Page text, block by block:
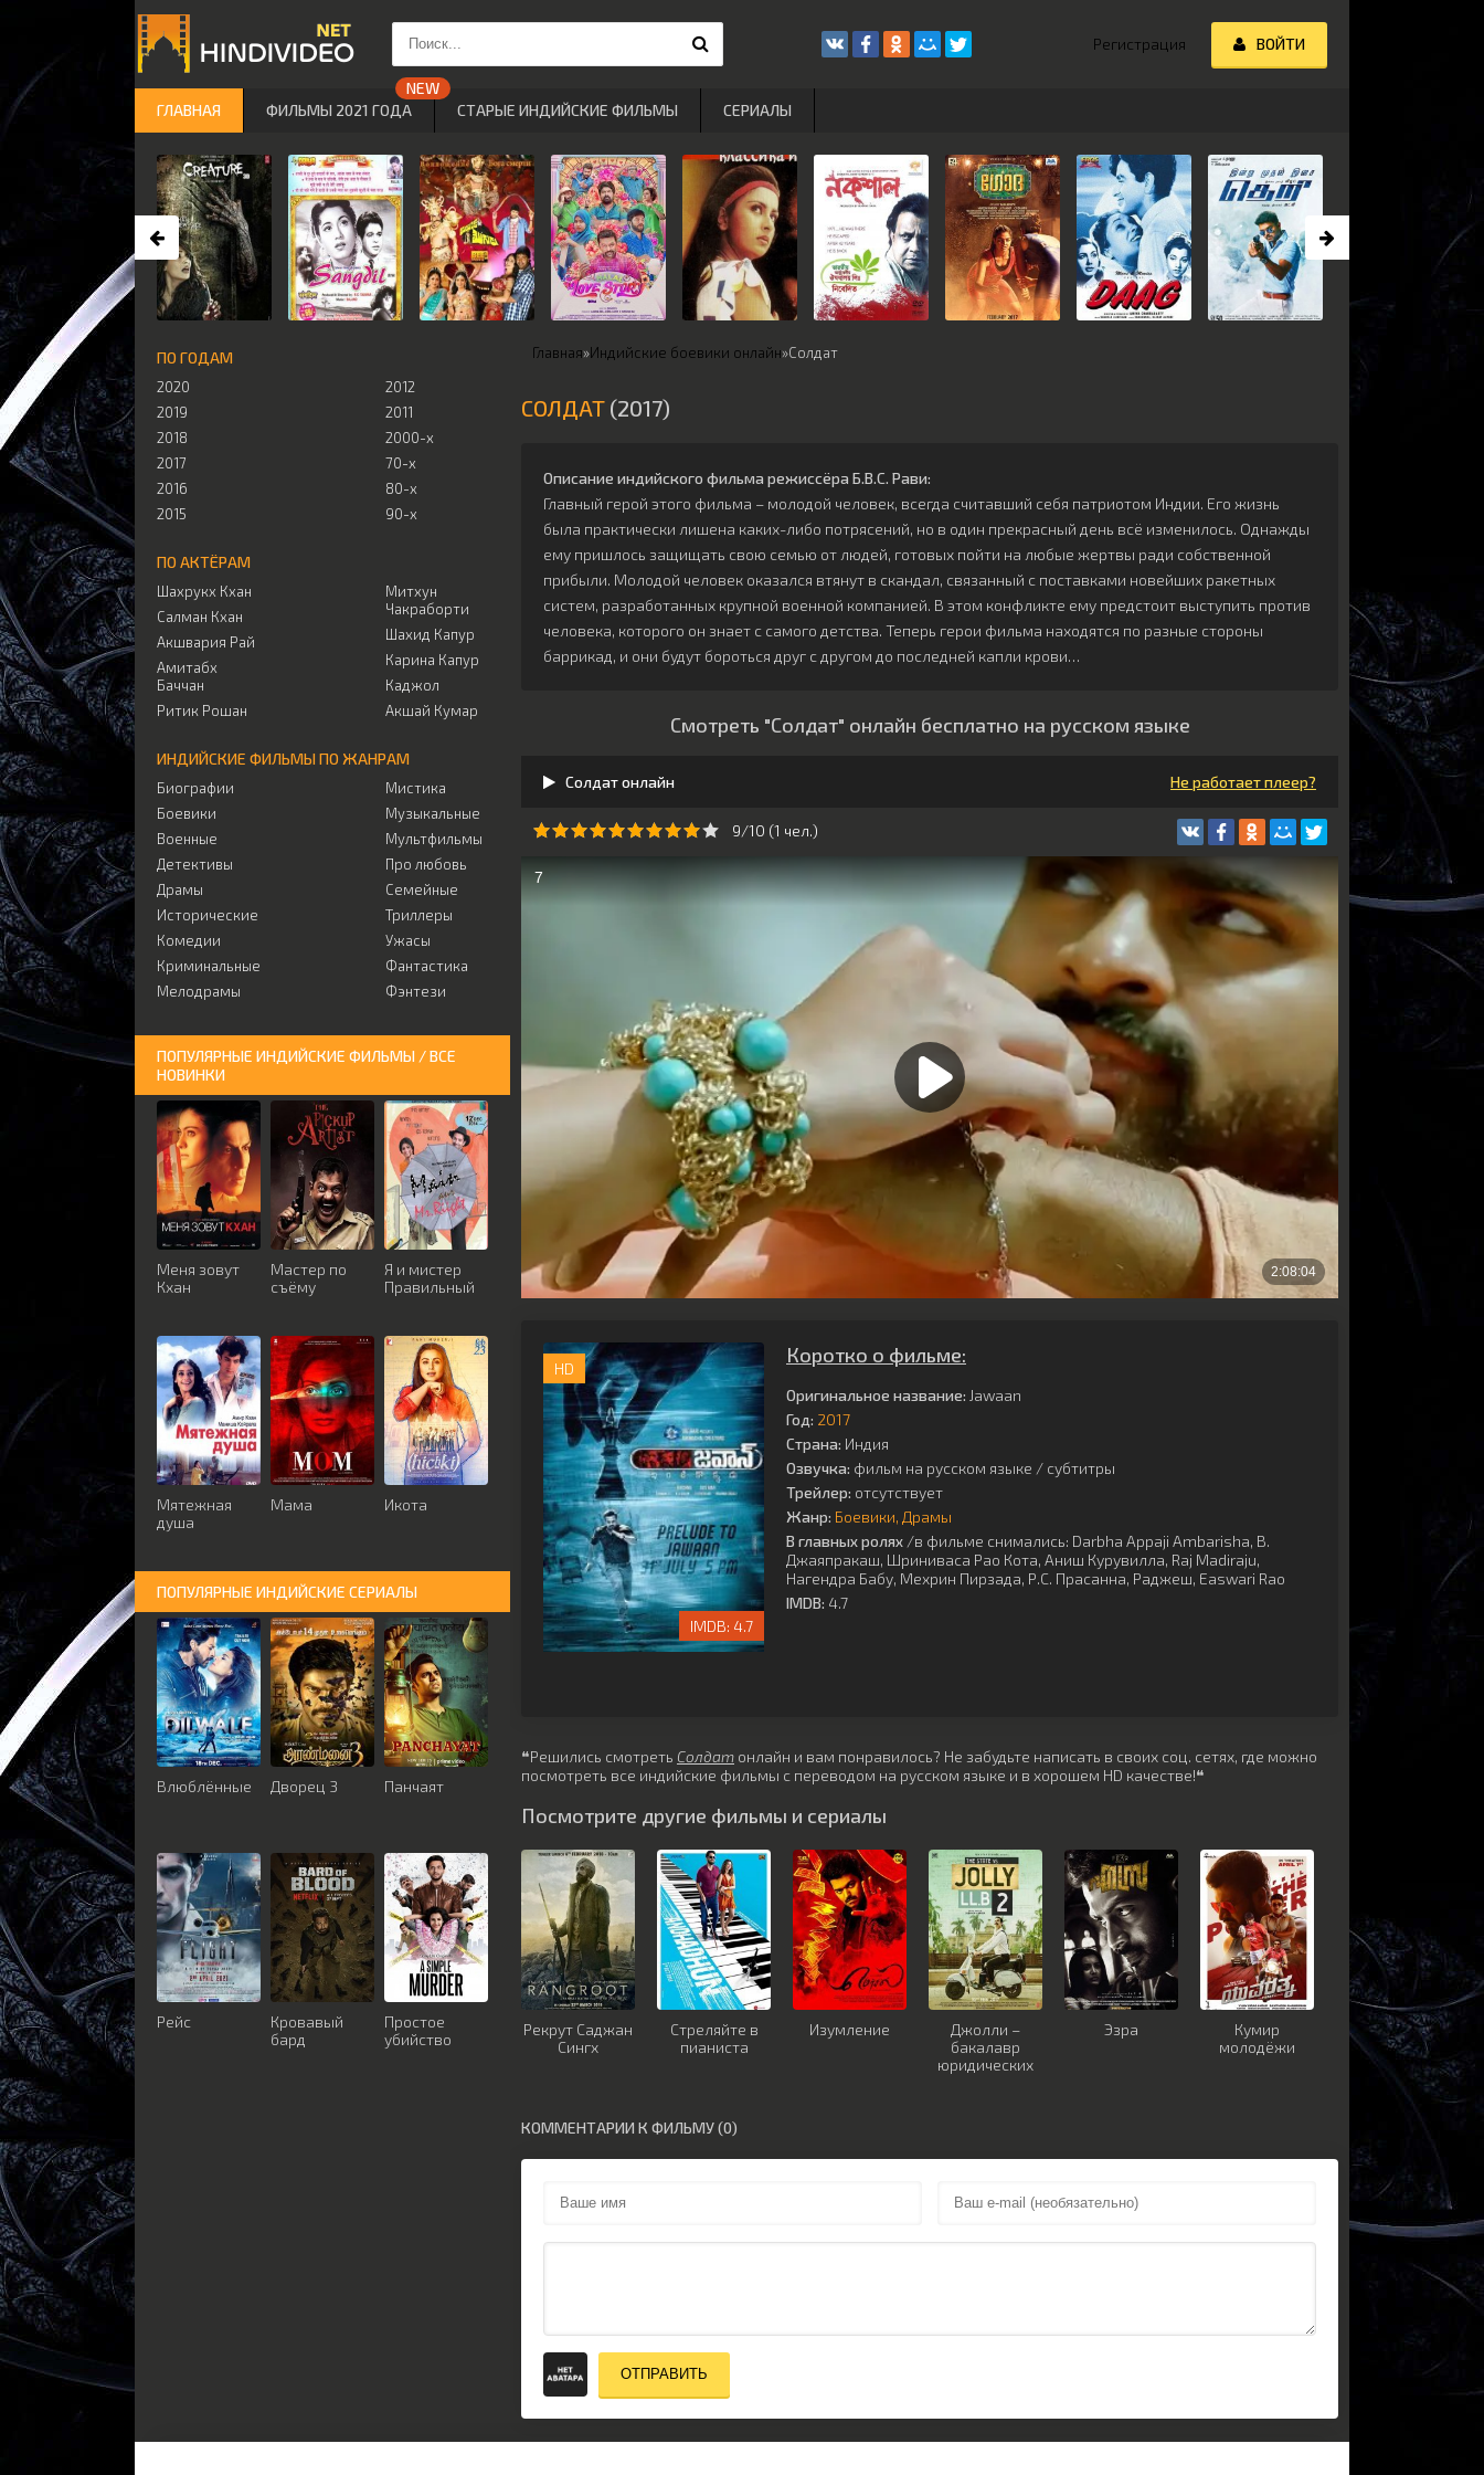
Главная»Индийские боевики онлайн»Солдат
СОЛДАТ (2017)
Описание индийского фильма режиссёра Б.В.С. Рави:
Главный герой этого фильма – молодой человек, всегда считавший себя патриотом Индии. Его жизнь
была практически лишена каких-либо потрясений, но в один прекрасный день всё изменилось. Однажды
ему пришлось защищать свою семью от людей, готовых пойти на любые жертвы ради собственной
прибыли. Молодой человек оказался втянут в скандал, связанный с поставками новейших ракетных
систем, разработанных крупной военной компанией. В этом конфликте ему предстоит выступить против
человека, которого он знает с самого детства. Теперь герои фильма находятся по разные стороны
баррикад, и они будут бороться друг с другом до последней капли крови…
Смотреть "Солдат" онлайн бесплатно на русском языке
Солдат онлайн Не работает плеер?
9/10 (1 чeл.)
HD
4.7
Коротко о фильме:
Оригинальное название: Jawaan
Год: 2017
Страна: Индия
Озвучка: фильм на русском языке / субтитры
Трейлер: отсутствует
Жанр: Боевики Драмы
В главных ролях /в фильме снимались: Darbha Appaji Ambarisha, В.
Джаяпракаш, Шриниваса Рао Кота, Аниш Курувилла, Raj Madiraju,
Нагендра Бабу, Мехрин Пирзада, Р.С. Прасанна, Раджеш, Easwari Rao
IMDB: 4.7
❝Решились смотреть Солдат онлайн и вам понравилось? Не забудьте написать в своих соц. сетях, где можно
посмотреть все индийские фильмы с переводом на русском языке и в хорошем HD качестве!❝
Посмотрите другие фильмы и сериалы
Рекрут Саджан
Сингх
Стреляйте в
пианиста
Изумление
Джолли –
бакалавр
юридических
Эзра
Кумир
молодёжи
КОММЕНТАРИИ К ФИЛЬМУ (0)
ОТПРАВИТЬ
ПО ГОДАМ
2020
2019
2018
2017
2016
2015
2012
2011
2000-х
70-х
80-х
90-х
ПО АКТЁРАМ
Шахрукх Кхан
Салман Кхан
Акшвария Рай
Амитабх
Баччан
Ритик Рошан
Митхун
Чакраборти
Шахид Капур
Карина Капур
Каджол
Акшай Кумар
ИНДИЙСКИЕ ФИЛЬМЫ ПО ЖАНРАМ
Биографии
Боевики
Военные
Детективы
Драмы
Исторические
Комедии
Криминальные
Мелодрамы
Мистика
Музыкальные
Мультфильмы
Про любовь
Семейные
Триллеры
Ужасы
Фантастика
Фэнтези
ПОПУЛЯРНЫЕ ИНДИЙСКИЕ ФИЛЬМЫ / ВСЕ
НОВИНКИ
Меня зовут
Кхан
Мастер по
съёму
Я и мистер
Правильный
Мятежная
душа
Мама Икота
ПОПУЛЯРНЫЕ ИНДИЙСКИЕ СЕРИАЛЫ
Влюблённые Дворец 3 Панчаят
Рейс
Кровавый
бард
Простое
убийство
Регистрация ВОЙТИ
ГЛАВНАЯ ФИЛЬМЫ 2021 ГОДА СТАРЫЕ ИНДИЙСКИЕ ФИЛЬМЫ СЕРИАЛЫ